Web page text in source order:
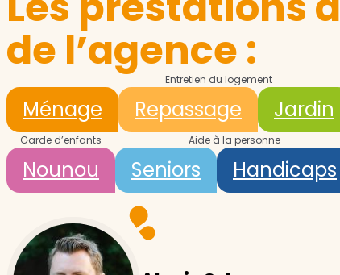
de l’agence :
Entretien du logement
Ménage Repassage Jardin
Garde d’enfants
Nounou
Aide à la personne
Seniors Handicaps